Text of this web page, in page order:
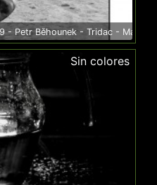
- Tridac - Maggy burlet stey -
Sin colores